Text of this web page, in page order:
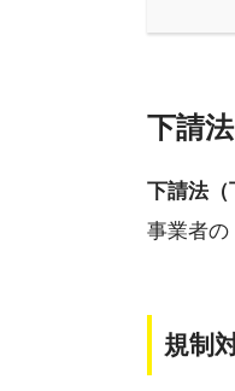
下請
下請法（
事業者の
規制